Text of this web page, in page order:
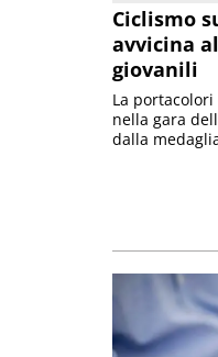
Ciclismo
avvicina
giovanili
La
nella gara
dalla